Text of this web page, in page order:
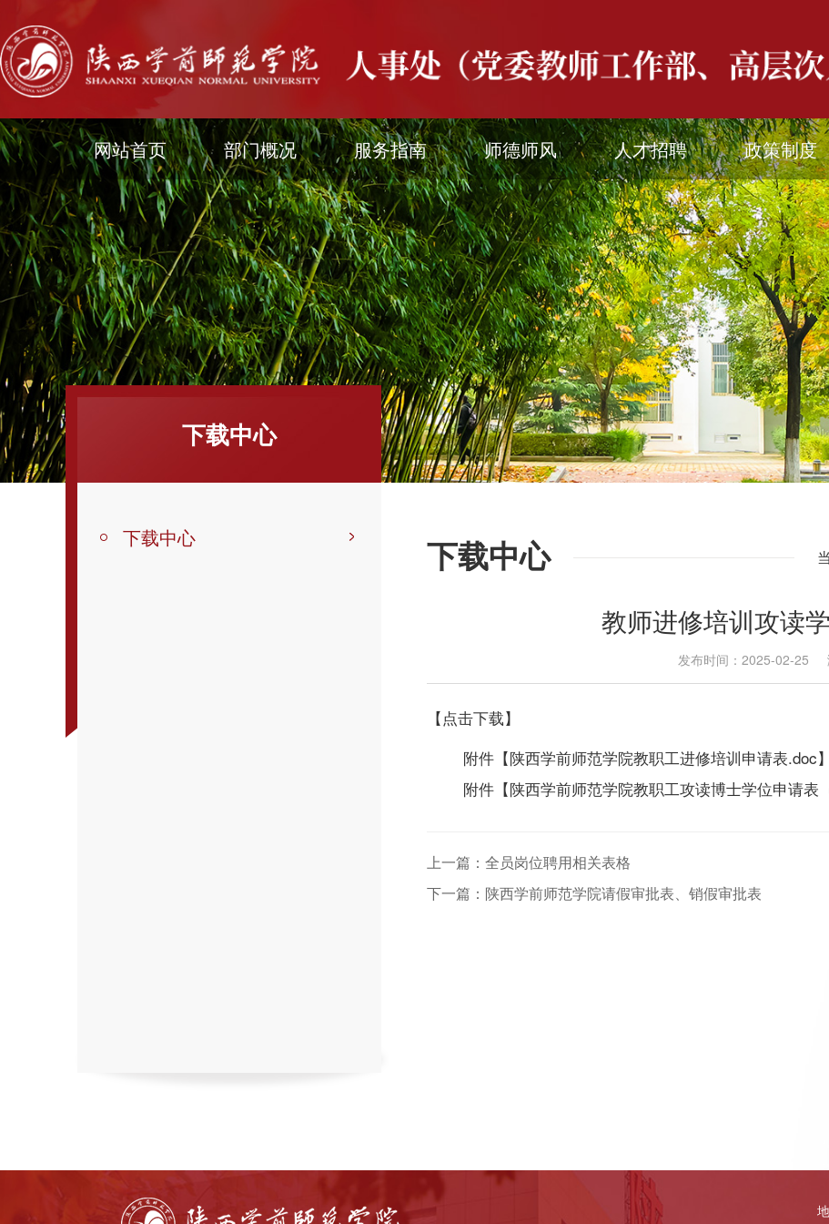
网站首页 部门概况 服务指南 师德师风 人才招聘 政策制度
下载中心
下载中心
下载中心
教师进修培训攻读
发布时间：2025-02-25
【点击下载】
附件【陕西学前师范学院教职工进修培训申请表.doc
附件【陕西学前师范学院教职工攻读博士学位申请表
上一篇：全员岗位聘用相关表格
下一篇：陕西学前师范学院请假审批表、销假审批表